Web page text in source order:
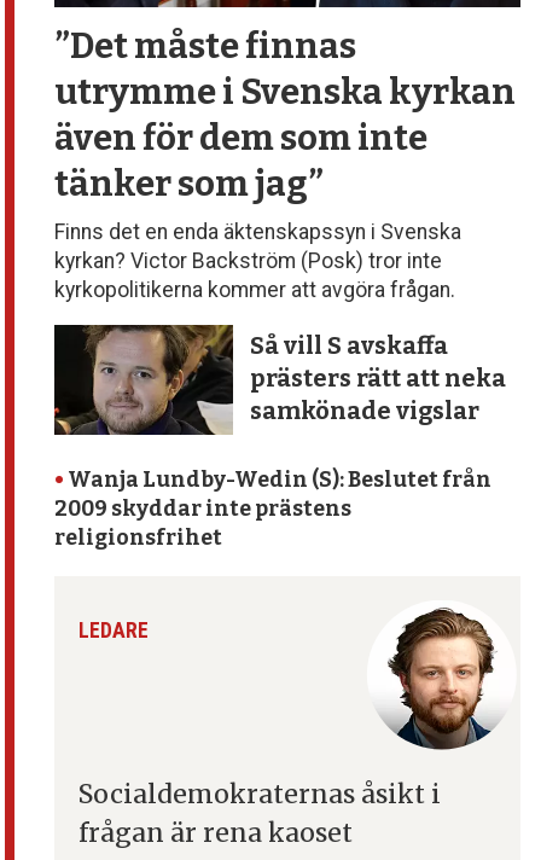
”Det måste finnas
utrymmei Svenska kyrkan
även för demsom inte
tänker som jag”
Finns det en enda äktenskapssyn i Svenska
kyrkan? Victor Backström (Posk) tror inte
kyrkopolitikerna kommer att avgöra frågan.
Så vill S avskaffa
prästers rätt att neka
samkönade vigslar
• Wanja Lundby-Wedin (S): Beslutet från
2009 skyddar inte prästens
religionsfrihet
LEDARE
Socialdemokraternas åsikt i
frågan är rena kaoset